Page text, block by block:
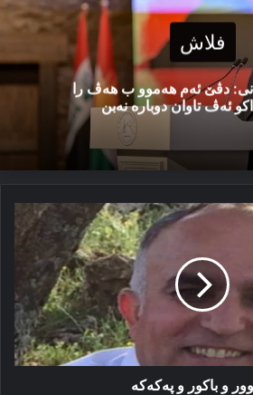
فلاش
دڤێ ئەم هەموو ب هەڤ را
ئەڤ تاوان دوبارە نەبن
و باکور و پەکەکە